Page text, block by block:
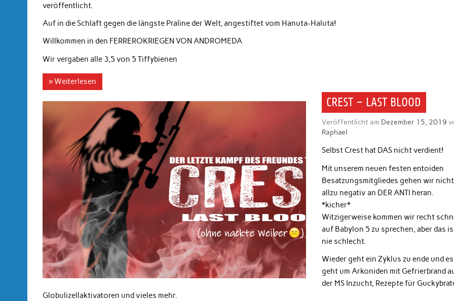
veröffentlicht.
Auf in die Schlaft gegen die längste Praline der Welt, angestiftet vom Hanuta-Haluta!
Willkommen in den FERREROKRIEGEN VON ANDROMEDA
Wir vergaben alle 3,5 von 5 Tiffybienen
» Weiterlesen
CREST – LAST BLOOD
Veröffentlicht am Dezember 15, 2019
Raphael
Selbst Crest hat DAS nicht verdient!
Mit unserem neuen festen entoiden
Besatzungsmitgliedes gehen wir nicht
allzu negativ an DER ANTI heran.
*kicher*
Witzigerweise kommen wir recht
auf Babylon 5 zu sprechen, aber das
nie schlecht.
Wieder geht ein Zyklus zu ende und es
geht um Arkoniden mit Gefrierbrand
der MS Inzucht, Rezepte für
Globulizellaktivatoren und vieles mehr.